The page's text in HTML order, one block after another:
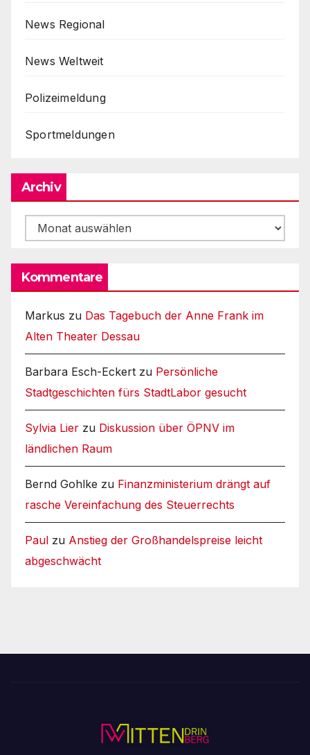
News Regional
News Weltweit
Polizeimeldung
Sportmeldungen
Archiv
Archiv
Kommentare
Markus zu Das Tagebuch der Anne Frank im
Alten Theater Dessau
Barbara Esch-Eckert zu Persönliche
Stadtgeschichten fürs StadtLabor gesucht
Sylvia Lier zu Diskussion über ÖPNV im
ländlichen Raum
Bernd Gohlke zu Finanzministerium drängt auf
rasche Vereinfachung des Steuerrechts
Paul zu Anstieg der Großhandelspreise leicht
abgeschwächt